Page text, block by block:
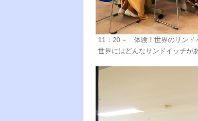
11：20～ 体験！世界のサンド
世界にはどんなサンドイッチが